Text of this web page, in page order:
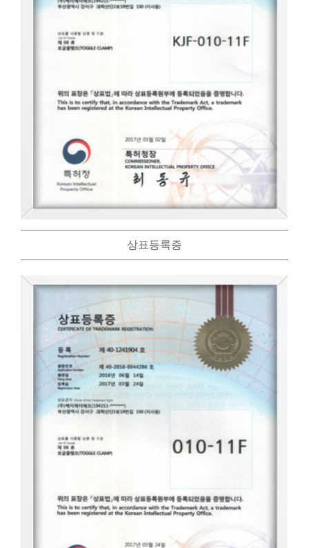
상표등록증